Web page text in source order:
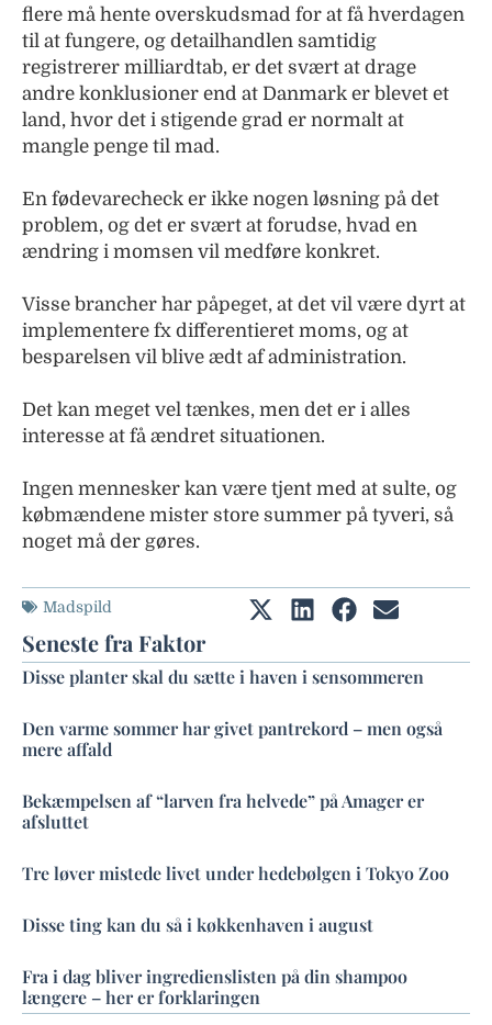
flere må hente overskudsmad for at få hverdagen
til at fungere, og detailhandlen samtidig
registrerer milliardtab, er det svært at drage
andre konklusioner end at Danmark er blevet et
land, hvor det i stigende grad er normalt at
mangle penge til mad.
En fødevarecheck er ikke nogen løsning på det
problem, og det er svært at forudse, hvad en
ændring i momsen vil medføre konkret.
Visse brancher har påpeget, at det vil være dyrt at
implementere fx differentieret moms, og at
besparelsen vil blive ædt af administration.
Det kan meget vel tænkes, men det er i alles
interesse at få ændret situationen.
Ingen mennesker kan være tjent med at sulte, og
købmændene mister store summer på tyveri, så
noget må der gøres.
Madspild
Seneste fra Faktor
Disse planter skal du sætte i haven i sensommeren
Den varme sommer har givet pantrekord – men også
mere affald
Bekæmpelsen af “larven fra helvede” på Amager er
afsluttet
Tre løver mistede livet under hedebølgen i Tokyo Zoo
Disse ting kan du så i køkkenhaven i august
Fra i dag bliver ingredienslisten på din shampoo
længere – her er forklaringen